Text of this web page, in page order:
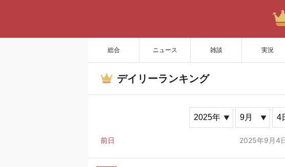
総合 ニュース 雑談 実況
サイトを更
デイリーランキング
前日 2025年9月4